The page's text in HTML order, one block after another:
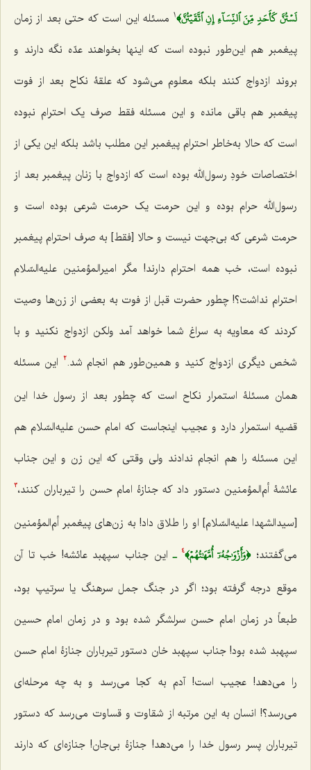
لَسۡتُنَّ كَأَحَدٖ مِّنَ ٱلنِّسَآءِ إِنِ ٱتَّقَيۡتُنَّ﴾1 مسئله این است که حتی بعد از زمان
پیغمبر هم این‌طور نبوده است که اینها بخواهند عدّه نگه دارند و
بروند ازدواج کنند بلکه معلوم می‌شود که علقۀ نکاح بعد از فوت
پیغمبر هم باقی مانده و این مسئله فقط صرف یک احترام نبوده
است که حالا به‌خاطر احترام پیغمبر این مطلب باشد بلکه این یکی از
اختصاصات خودِ رسول‌الله بوده است که ازدواج با زنان پیغمبر بعد از
رسول‌الله حرام بوده و این حرمت یک حرمت شرعی بوده است و
حرمت شرعی که بی‌جهت نیست و حالا [فقط] به صرف احترام پیغمبر
نبوده است، خب همه احترام دارند! مگر امیرالمؤمنین علیه‌السّلام
احترام نداشت؟! چطور حضرت قبل از فوت به بعضی از زن‌ها وصیت
کردند که معاویه به سراغ شما خواهد آمد ولکن ازدواج نکنید و با
شخص دیگری ازدواج کنید و همین‌طور هم انجام شد.2
این مسئله
همان مسئلۀ استمرار نکاح است که چطور بعد از رسول خدا این
قضیه استمرار دارد و عجیب اینجاست که امام حسن علیه‌السّلام هم
این مسئله را هم انجام ندادند ولی وقتی که این زن و این جناب
عائشۀ أم‌المؤمنین دستور داد که جنازۀ امام حسن را تیرباران کنند،3
[سیدالشهدا علیه‌السّلام] او را طلاق داد! به زن‌های پیغمبر أم‌المؤمنین
می‌گفتند؛﴿وَأَزۡوَٰجُهُۥٓ أُمَّهَٰتُهُمۡ﴾4 ـاین جناب سپهبد عائشه! خب تا آن
موقع درجه گرفته بود؛ اگر در جنگ جمل سرهنگ یا سرتیپ بود،
طبعاً در زمان امام حسن سرلشگر شده بود و در زمان امام حسین
سپهبد شده بود! جناب سپهبد خان دستور تیرباران جنازۀ امام حسن
را می‌دهد! عجیب است! آدم به کجا می‌رسد و به چه مرحله‌ای
می‌رسد؟! انسان به این مرتبه از شقاوت و قساوت می‌رسد که دستور
تیرباران پسر رسول خدا را می‌دهد! جنازۀ بی‌جان! جنازه‌ای که دارند